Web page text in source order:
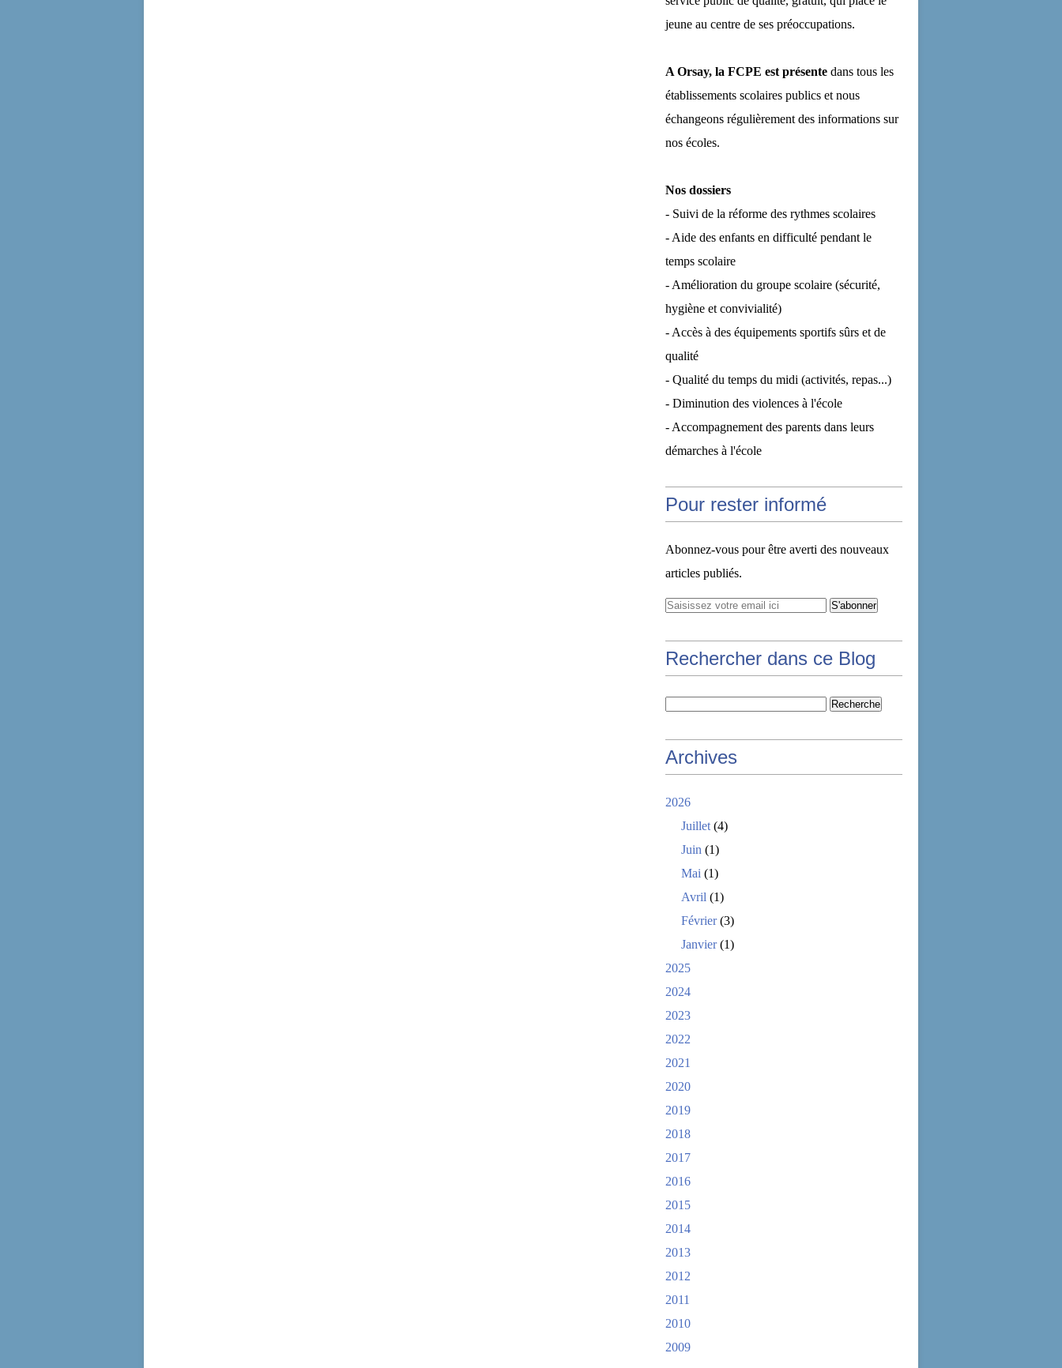
jeune au centre de ses préoccupations.
A Orsay, la FCPE est présente dans tous les
établissements scolaires publics et nous
échangeons régulièrement des informations sur
nos écoles.
Nos dossiers
- Suivi de la réforme des rythmes scolaires
- Aide des enfants en difficulté pendant le
temps scolaire
- Amélioration du groupe scolaire (sécurité,
hygiène et convivialité)
- Accès à des équipements sportifs sûrs et de
qualité
- Qualité du temps du midi (activités, repas...)
- Diminution des violences à l'école
- Accompagnement des parents dans leurs
démarches à l'école
Pour rester informé
Abonnez-vous pour être averti des nouveaux
articles publiés.
Rechercher dans ce Blog
Archives
2026
Juillet (4)
Juin (1)
Mai (1)
Avril (1)
Février(3)
Janvier(1)
2025
2024
2023
2022
2021
2020
2019
2018
2017
2016
2015
2014
2013
2012
2011
2010
2009